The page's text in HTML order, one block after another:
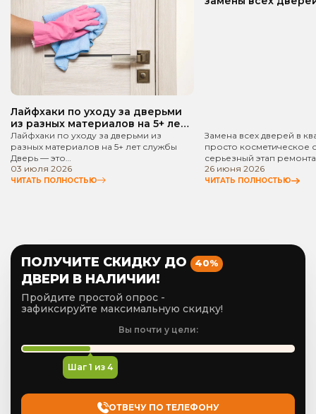
Лайфхаки по уходу за дверьми
из разных материалов на 5+ лет
службы
Лайфхаки по уходу за дверьми из
разных материалов на 5+ лет службы
Дверь — это…
03 июля 2026
ЧИТАТЬ ПОЛНОСТЬЮ
Замена всех дверей в
просто косметическое
серьезный этап
26 июня 2026
ЧИТАТЬ ПОЛНОСТЬЮ
ПОЛУЧИТЕ СКИДКУ ДО 40%
ДВЕРИ В НАЛИЧИИ!
Пройдите простой опрос -
зафиксируйте максимальную скидку!
Вы почти у цели:
Шаг 1 из 4
ОТВЕЧУ ПО ТЕЛЕФОНУ